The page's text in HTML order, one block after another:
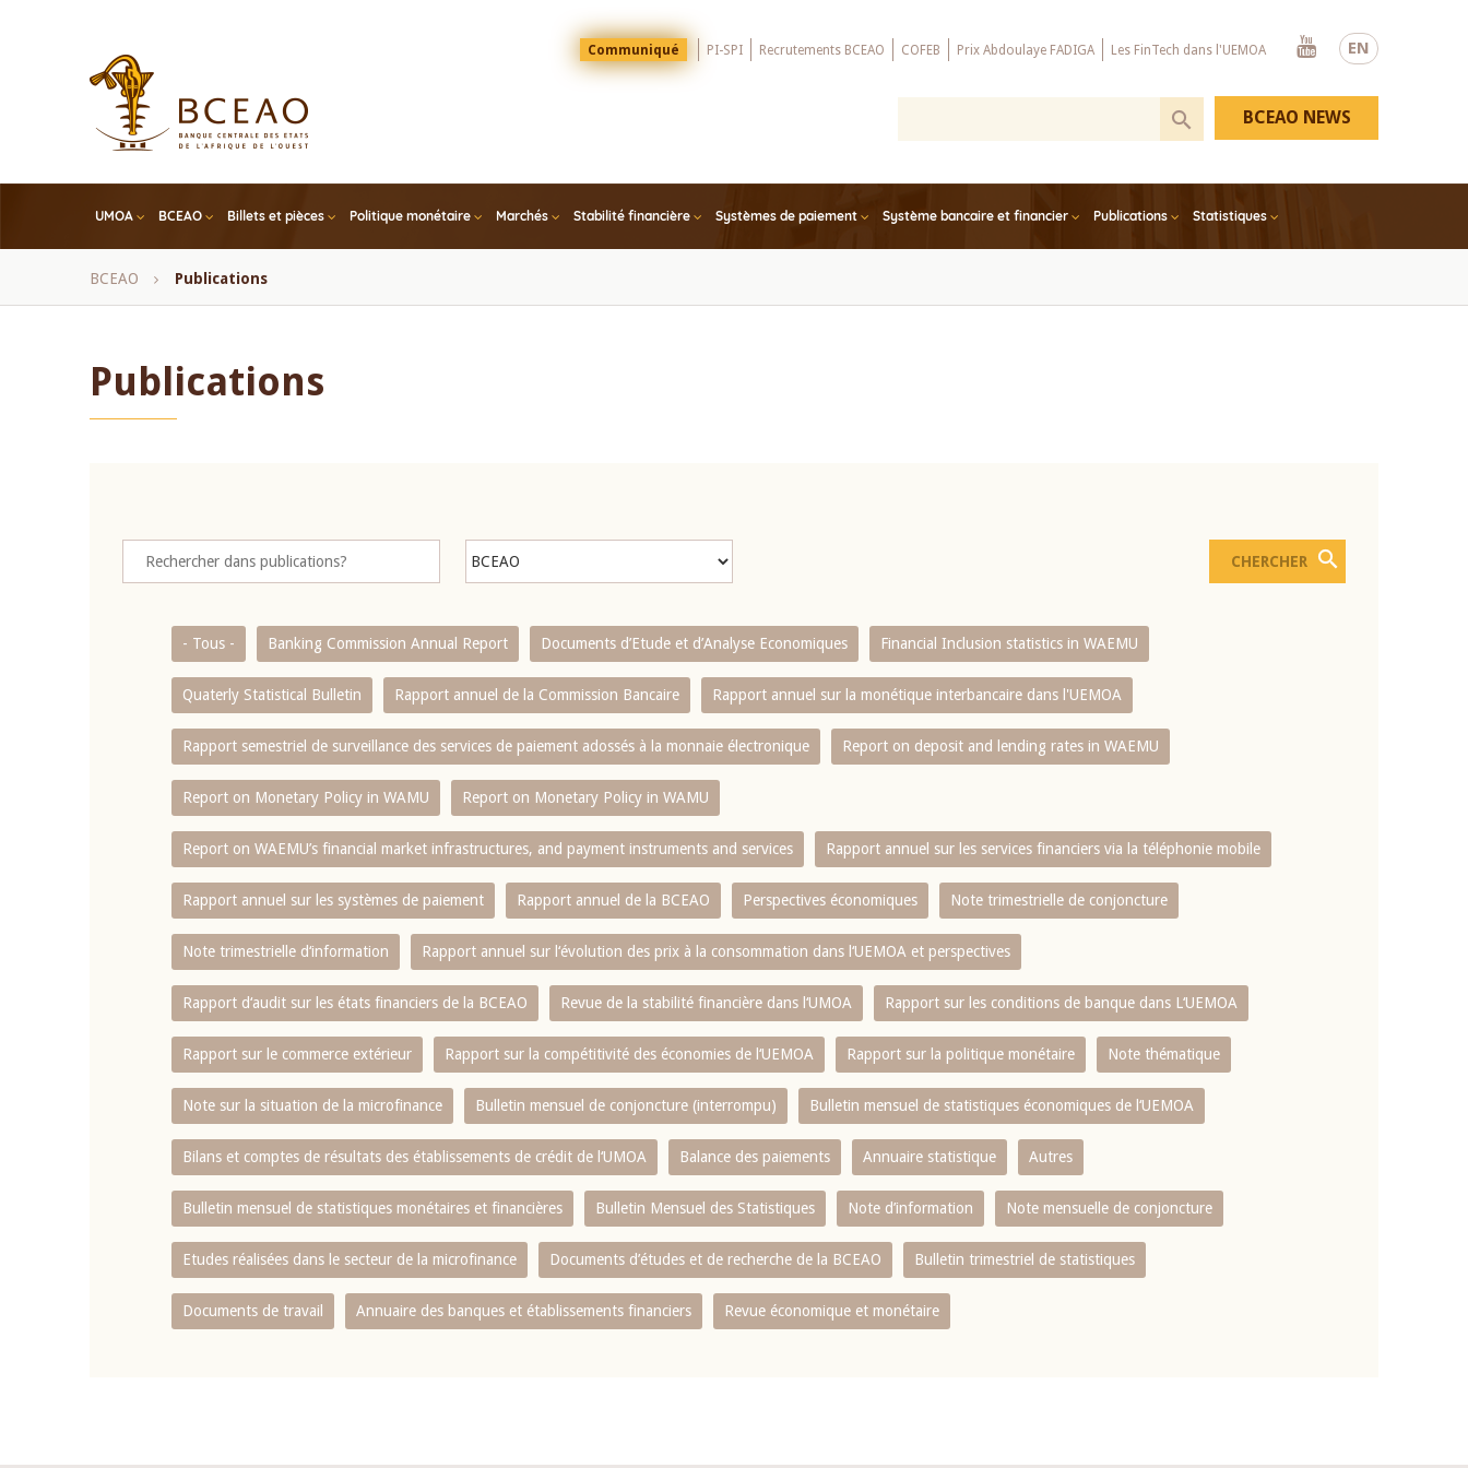
EN
Menu
Top
Communiqué PI-SPI Recrutements BCEAO COFEB Prix Abdoulaye FADIGA Les FinTech dans l'UEMOA
Youtube
UMOA BCEAO Billets et pièces Politique monétaire Marchés Stabilité financière Systèmes de paiement Système bancaire et financier Publications Statistiques
BCEAO NEWS
Fil
BCEAO Publications
Publications
- Tous - Banking Commission Annual Report Documents d’Etude et d’Analyse Economiques Financial Inclusion statistics in WAEMU
Quaterly Statistical Bulletin Rapport annuel de la Commission Bancaire Rapport annuel sur la monétique interbancaire dans l'UEMOA
Rapport semestriel de surveillance des services de paiement adossés à la monnaie électronique Report on deposit and lending rates in WAEMU
Report on Monetary Policy in WAMU Report on Monetary Policy in WAMU
Report on WAEMU’s financial market infrastructures, and payment instruments and services Rapport annuel sur les services financiers via la téléphonie mobile
Rapport annuel sur les systèmes de paiement Rapport annuel de la BCEAO Perspectives économiques Note trimestrielle de conjoncture
Note trimestrielle d‘information Rapport annuel sur l‘évolution des prix à la consommation dans l‘UEMOA et perspectives
Rapport d‘audit sur les états financiers de la BCEAO Revue de la stabilité financière dans l‘UMOA Rapport sur les conditions de banque dans L‘UEMOA
Rapport sur le commerce extérieur Rapport sur la compétitivité des économies de l‘UEMOA Rapport sur la politique monétaire Note thématique
Note sur la situation de la microfinance Bulletin mensuel de conjoncture (interrompu) Bulletin mensuel de statistiques économiques de l‘UEMOA
Bilans et comptes de résultats des établissements de crédit de l‘UMOA Balance des paiements Annuaire statistique Autres
Bulletin mensuel de statistiques monétaires et financières Bulletin Mensuel des Statistiques Note d’information Note mensuelle de conjoncture
Etudes réalisées dans le secteur de la microfinance Documents d’études et de recherche de la BCEAO Bulletin trimestriel de statistiques
Documents de travail Annuaire des banques et établissements financiers Revue économique et monétaire